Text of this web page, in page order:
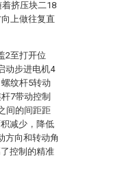
挤压块二18
上做往复直
2至打开位
动步进电机4
纹杆5转动
7带动控制
间的间距距
减少，降低
方向和转动角
控制的精准